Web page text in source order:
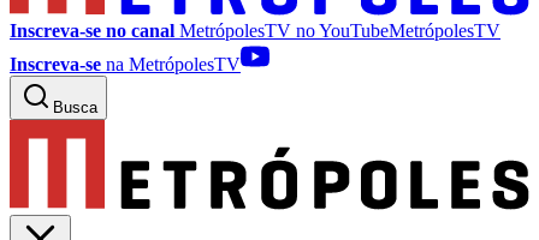
Inscreva-se no canal MetrópolesTV noYouTubeMetrópolesTV
Inscreva-se na MetrópolesTV
Busca